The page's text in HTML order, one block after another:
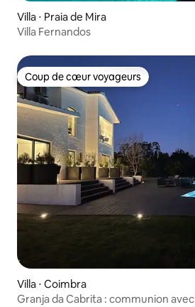
Villa ⋅ Praia de Mira
Villa Fernandos
Coup de cœur voyageurs
Coup de cœur voyageurs
Villa ⋅ Coimbra
Granja da Cabrita : communion